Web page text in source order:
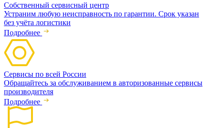
Собственный сервисный центр
Устраним любую неисправность по гарантии. Срок указан
без учёта логистики
Подробнее
Сервисы по всей России
Обращайтесь за обслуживанием в авторизованные сервисы
производителя
Подробнее